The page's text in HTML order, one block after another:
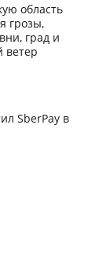
область
грозы,
град и
ветер
SberPay в